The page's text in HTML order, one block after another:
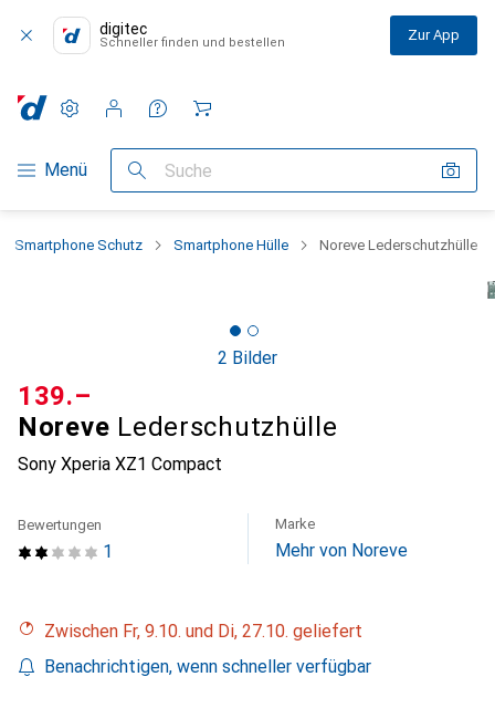
digitec
Schneller finden und bestellen Zur App
Navigation nach Kategorien
Menü Suche
Einstellungen
Kundenkonto
Vergleichslisten
Merklisten
Warenkorb
Smartphone Schutz Smartphone Hülle Noreve Lederschutzhülle
2 Bilder
Noreve Lederschutzhülle
Sony Xperia XZ1 Compact
CHF
139.–
1
Bewertungen Marke
Mehr von Noreve
Zwischen Fr, 9.10. und Di, 27.10. geliefert
Benachrichtigen, wenn schneller verfügbar